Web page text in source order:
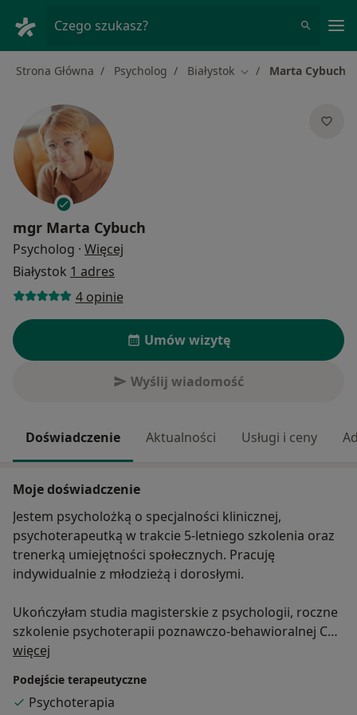
Czego szukasz?
Strona Główna Psycholog Białystok Zmień miasto
Marta Cybuch
mgr Marta Cybuch
Psycholog · Więcej
Białystok 1 adres
4 opinie
Umów wizytę
Wyślij wiadomość
Doświadczenie Aktualności Usługi i ceny
Moje doświadczenie
Jestem psycholożką o specjalności klinicznej,
psychoterapeutką w trakcie 5-letniego szkolenia oraz
trenerką umiejętności społecznych. Pracuję
indywidualnie z młodzieżą i dorosłymi.
Ukończyłam studia magisterskie z psychologii, roczne
szkolenie psychoterapii poznawczo-behawioralnej CBT
dzieci i młodzieży oraz Studium Terapii i Podejścia
Skoncentrowanego na Rozwiązaniach TSR. Obecnie
jestem w trakcie 5-letniego szkolenia psychoterapii w
podejściu psychodynamicznym i systemowym.
więcej
Podejście terapeutyczne
Psychoterapia